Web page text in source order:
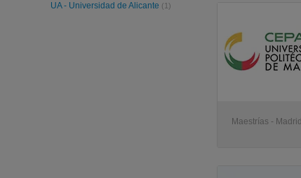
UA - Universidad de Alicante (1)
Maestrías - Madrid